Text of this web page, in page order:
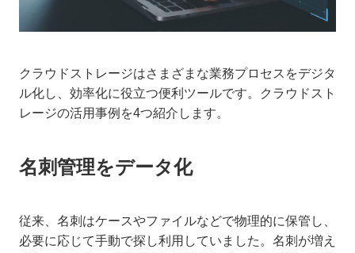
クラウドストレージはさまざまな業務プロセスをデジタ
ル化し、効率化に役立つ便利ツールです。クラウドスト
レージの活用事例を4つ紹介します。
名刺管理をデータ化
従来、名刺はケースやファイルなどで物理的に保管し、
必要に応じて手動で探し利用していました。名刺が増え